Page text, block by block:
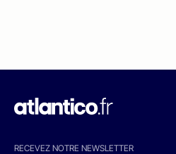
RECEVEZ NOTRE NEWSLETTER